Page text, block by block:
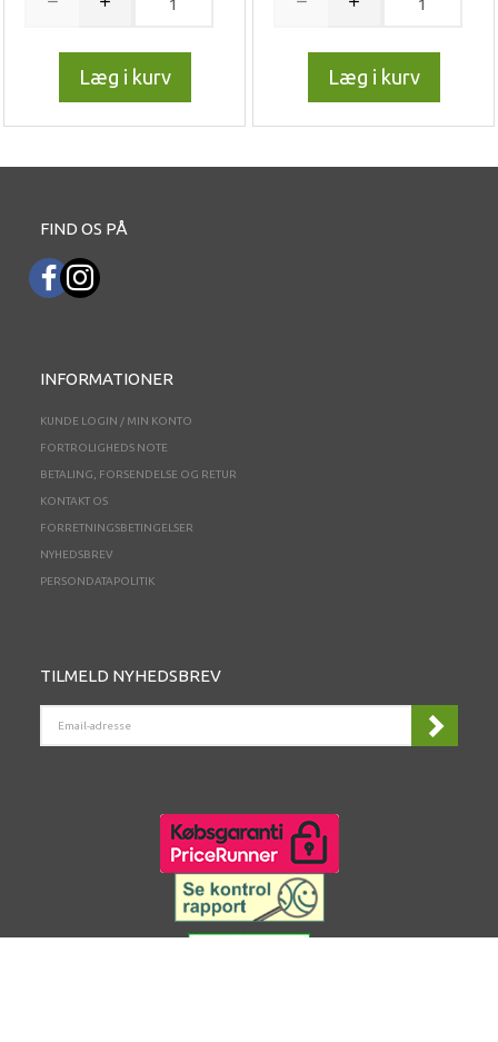
Læg i kurv Læg i kurv
FIND OS PÅ
INFORMATIONER
KUNDE LOGIN / MIN KONTO
FORTROLIGHEDS NOTE
BETALING, FORSENDELSE OG RETUR
KONTAKT OS
FORRETNINGSBETINGELSER
NYHEDSBREV
PERSONDATAPOLITIK
TILMELD NYHEDSBREV
ADRESSE